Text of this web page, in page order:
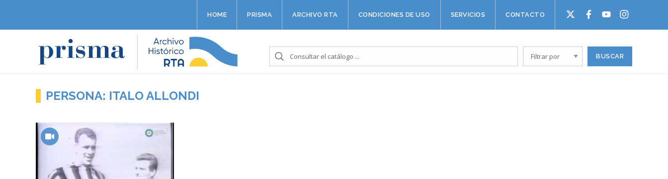
HOME PRISMA ARCHIVO RTA CONDICIONES DE USO SERVICIOS CONTACTO
PERSONA: ITALO ALLONDI